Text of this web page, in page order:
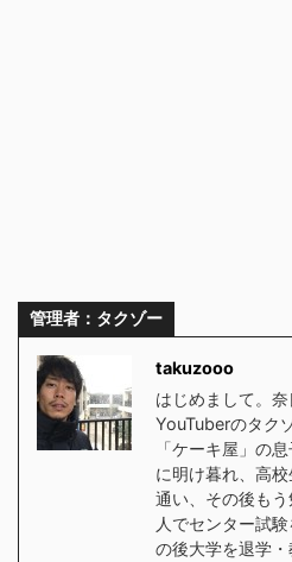
管理者：タクゾー
takuzooo
はじめまして。奈
YouTuberのタク
「ケーキ屋」の
に明け暮れ、高
通い、その後も
人でセンター試
の後大学を退学